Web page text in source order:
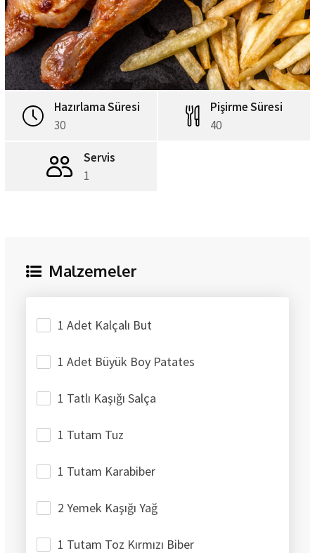
Hazırlama Süresi
30
Pişirme Süresi
40
Servis
1
Malzemeler
1 Adet Kalçalı But
1 Adet Büyük Boy Patates
1 Tatlı Kaşığı Salça
1 Tutam Tuz
1 Tutam Karabiber
2 Yemek Kaşığı Yağ
1 Tutam Toz Kırmızı Biber